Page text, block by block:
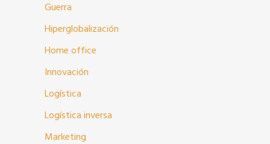
Guerra
Hiperglobalización
Home office
Innovación
Logística
Logística inversa
Marketing